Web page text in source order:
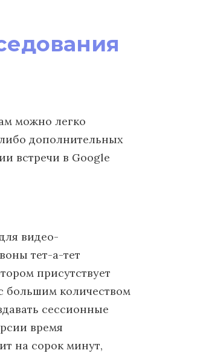
можно легко
дополнительных
встречи в Google
видео-
тет-а-тет
присутствует
большим количеством
сессионные
время
на сорок минут,